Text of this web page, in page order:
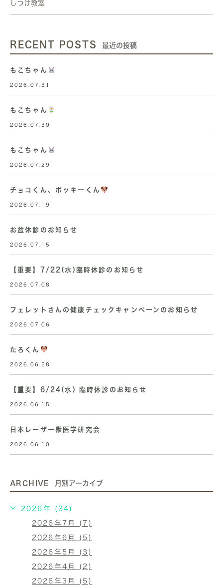
しつけ教室
RECENT POSTS 最近の投稿
もこちゃん
2026.07.31
もこちゃん
2026.07.30
もこちゃん
2026.07.29
チョコくん、ポッキーくん
2026.07.19
お盆休診のお知らせ
2026.07.15
【重要】7/22(水)臨時休診のお知らせ
2026.07.08
フェレットさんの健康チェックキャンペーンのお知らせ
2026.07.06
たろくん
2026.06.28
【重要】6/24(水) 臨時休診のお知らせ
2026.06.15
日本レーザー獣医学研究会
2026.06.10
ARCHIVE 月別アーカイブ
2026年 (34)
2026年7月 (7)
2026年6月 (5)
2026年5月 (3)
2026年4月 (2)
2026年3月 (5)